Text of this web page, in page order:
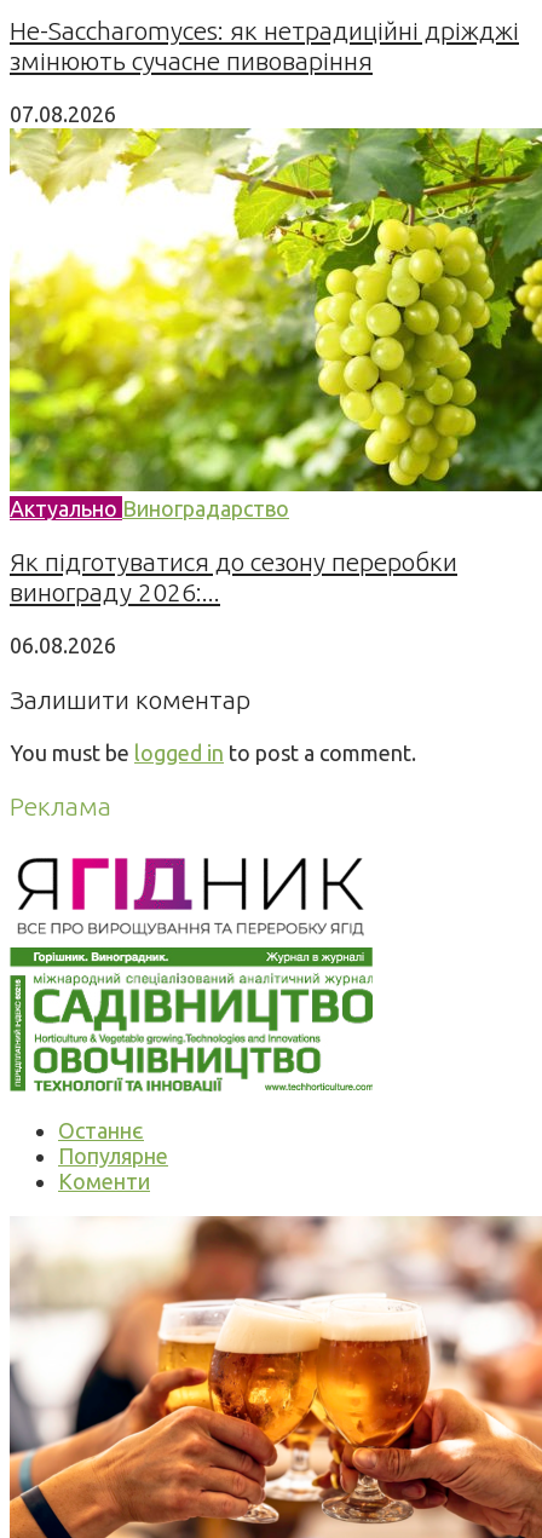
Не-Saccharomyces: як нетрадиційні дріжджі
змінюють сучасне пивоваріння
07.08.2026
Актуально Виноградарство
Як підготуватися до сезону переробки
винограду 2026:...
06.08.2026
Залишити коментар
You must be logged in to post a comment.
Реклама
Останнє
Популярне
Коменти